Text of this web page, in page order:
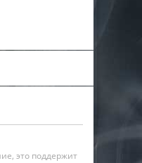
это поддержит